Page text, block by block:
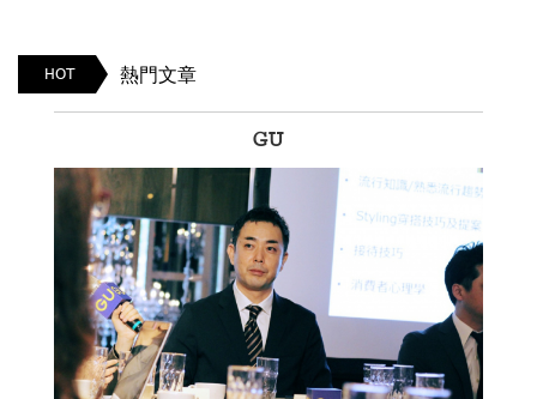
HOT 熱門文章
GU